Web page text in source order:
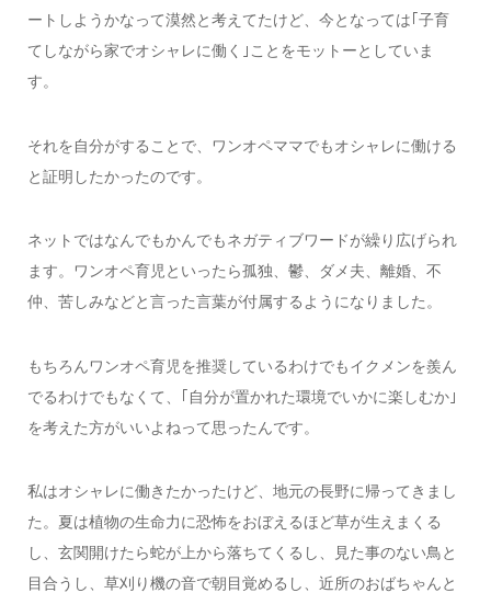
ートしようかなって漠然と考えてたけど、今となっては｢子育
てしながら家でオシャレに働く｣ことをモットーとしていま
す。
それを自分がすることで、ワンオペママでもオシャレに働ける
と証明したかったのです。
ネットではなんでもかんでもネガティブワードが繰り広げられ
ます。ワンオペ育児といったら孤独、鬱、ダメ夫、離婚、不
仲、苦しみなどと言った言葉が付属するようになりました。
もちろんワンオペ育児を推奨しているわけでもイクメンを羨ん
でるわけでもなくて、｢自分が置かれた環境でいかに楽しむか｣
を考えた方がいいよねって思ったんです。
私はオシャレに働きたかったけど、地元の長野に帰ってきまし
た。夏は植物の生命力に恐怖をおぼえるほど草が生えまくる
し、玄関開けたら蛇が上から落ちてくるし、見た事のない鳥と
目合うし、草刈り機の音で朝目覚めるし、近所のおばちゃんと